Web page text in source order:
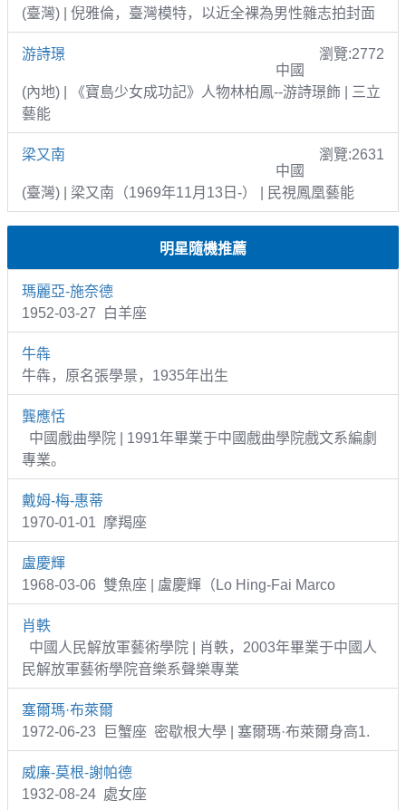
(臺灣) | 倪雅倫，臺灣模特，以近全裸為男性雜志拍封面
游詩璟
瀏覽:2772
中國
(內地) | 《寶島少女成功記》人物林柏鳳--游詩璟飾 | 三立
藝能
梁又南
瀏覽:2631
中國
(臺灣) | 梁又南（1969年11月13日-） | 民視鳳凰藝能
明星隨機推薦
瑪麗亞-施奈德
1952-03-27 白羊座
牛犇
牛犇，原名張學景，1935年出生
龔應恬
中國戲曲學院 | 1991年畢業于中國戲曲學院戲文系編劇
專業。
戴姆-梅-惠蒂
1970-01-01 摩羯座
盧慶輝
1968-03-06 雙魚座 | 盧慶輝（Lo Hing-Fai Marco
肖軼
中國人民解放軍藝術學院 | 肖軼，2003年畢業于中國人
民解放軍藝術學院音樂系聲樂專業
塞爾瑪·布萊爾
1972-06-23 巨蟹座 密歇根大學 | 塞爾瑪·布萊爾身高1.
威廉-莫根-謝帕德
1932-08-24 處女座